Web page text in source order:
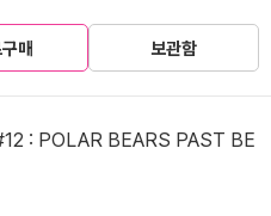
매 보관함
: POLAR BEARS PAST BE